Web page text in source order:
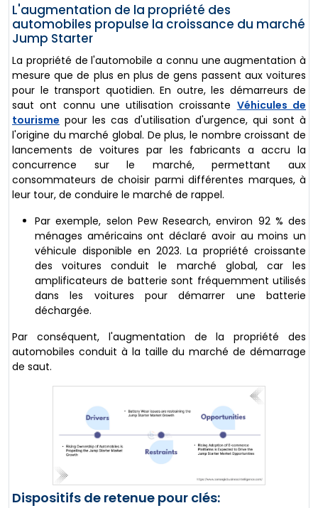
L'augmentation de la propriété des
automobiles propulse la croissance du marché
Jump Starter
La propriété de l'automobile a connu une augmentation à
mesure que de plus en plus de gens passent aux voitures
pour le transport quotidien. En outre, les démarreurs de
saut ont connu une utilisation croissante Véhicules de
tourisme pour les cas d'utilisation d'urgence, qui sont à
l'origine du marché global. De plus, le nombre croissant de
lancements de voitures par les fabricants a accru la
concurrence sur le marché, permettant aux
consommateurs de choisir parmi différentes marques, à
leur tour, de conduire le marché de rappel.
Par exemple, selon Pew Research, environ 92 % des
ménages américains ont déclaré avoir au moins un
véhicule disponible en 2023. La propriété croissante
des voitures conduit le marché global, car les
amplificateurs de batterie sont fréquemment utilisés
dans les voitures pour démarrer une batterie
déchargée.
Par conséquent, l'augmentation de la propriété des
automobiles conduit à la taille du marché de démarrage
de saut.
Dispositifs de retenue pour clés: